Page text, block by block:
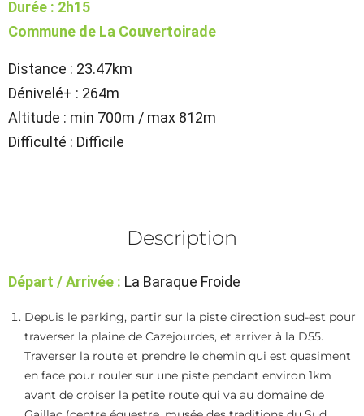
Durée : 2h15
Commune de La Couvertoirade
Distance : 23.47km
Dénivelé+ : 264m
Altitude : min 700m / max 812m
Difficulté : Difficile
Description
Départ / Arrivée : La Baraque Froide
Depuis le parking, partir sur la piste direction sud-est pour
traverser la plaine de Cazejourdes, et arriver à la D55.
Traverser la route et prendre le chemin qui est quasiment
en face pour rouler sur une piste pendant environ 1km
avant de croiser la petite route qui va au domaine de